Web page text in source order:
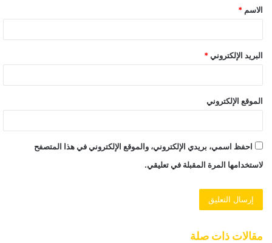
*
الاسم *
البريد الإلكتروني *
الموقع الإلكتروني
احفظ اسمي، بريدي الإلكتروني، والموقع الإلكتروني في هذا المتصفح
لاستخدامها المرة المقبلة في تعليقي.
مقالات ذات صلة